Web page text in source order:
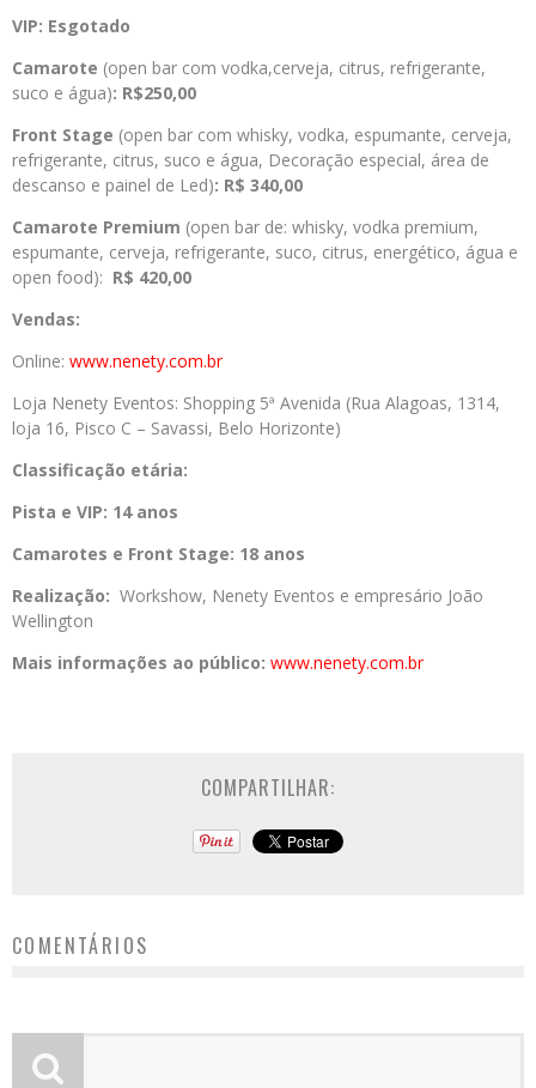
VIP: Esgotado
Camarote (open bar com vodka,cerveja, citrus, refrigerante,
suco e água): R$250,00
Front Stage (open bar com whisky, vodka, espumante, cerveja,
refrigerante, citrus, suco e água, Decoração especial, área de
descanso e painel de Led): R$ 340,00
Camarote Premium (open bar de: whisky, vodka premium,
espumante, cerveja, refrigerante, suco, citrus, energético, água e
open food): R$ 420,00
Vendas:
Online: www.nenety.com.br
Loja Nenety Eventos: Shopping 5ª Avenida (Rua Alagoas, 1314,
loja 16, Pisco C – Savassi, Belo Horizonte)
Classificação etária:
Pista e VIP: 14 anos
Camarotes e Front Stage: 18 anos
Realização: Workshow, Nenety Eventos e empresário João
Wellington
Mais informações ao público: www.nenety.com.br
COMPARTILHAR:
COMENTÁRIOS